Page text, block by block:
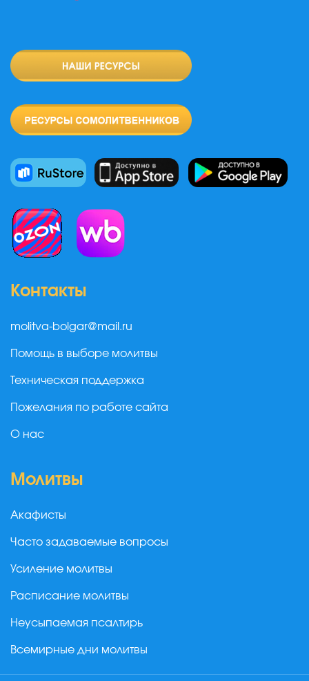
Контакты
molitva-bolgar@mail.ru
Помощь в выборе молитвы
Техническая поддержка
Пожелания по работе сайта
О нас
Молитвы
Акафисты
Часто задаваемые вопросы
Усиление молитвы
Расписание молитвы
Неусыпаемая псалтирь
Всемирные дни молитвы